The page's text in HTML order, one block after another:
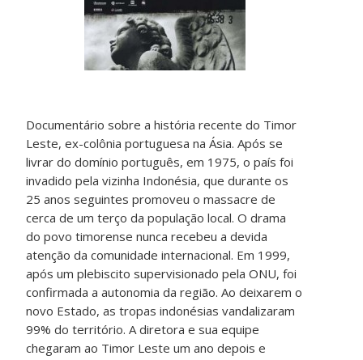
Documentário sobre a história recente do Timor
Leste, ex-colônia portuguesa na Ásia. Após se
livrar do domínio português, em 1975, o país foi
invadido pela vizinha Indonésia, que durante os
25 anos seguintes promoveu o massacre de
cerca de um terço da população local. O drama
do povo timorense nunca recebeu a devida
atenção da comunidade internacional. Em 1999,
após um plebiscito supervisionado pela ONU, foi
confirmada a autonomia da região. Ao deixarem o
novo Estado, as tropas indonésias vandalizaram
99% do território. A diretora e sua equipe
chegaram ao Timor Leste um ano depois e